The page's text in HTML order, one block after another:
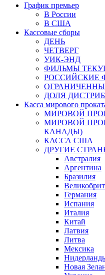
График премьер
В России
В США
Кассовые сборы
ДЕНЬ
ЧЕТВЕРГ
УИК-ЭНД
ФИЛЬМЫ
РОССИЙСКИЕ
ДОЛЯ
Касса мирового
МИРОВОЙ
МИРОВОЙ
КАНАДЫ)
КАССА США
ДРУГИЕ
Австралия
Аргентина
Бразилия
Германия
Испания
Италия
Китай
Латвия
Литва
Мексика
Новая